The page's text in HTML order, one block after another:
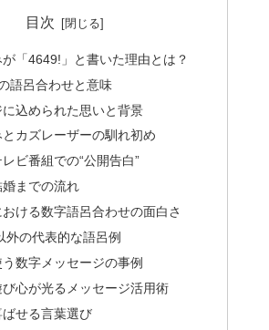
目次
が「4649!」と書いた理由とは？
語呂合わせと意味
に込められた思いと背景
カズレーザーの馴れ初め
ビ番組での“公開告白”
までの流れ
ける数字語呂合わせの面白さ
外の代表的な語呂例
数字メッセージの事例
心が光るメッセージ活用術
せる言葉選び